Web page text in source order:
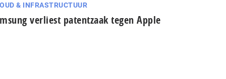
& INFRASTRUCTUUR
verliest patentzaak tegen Apple